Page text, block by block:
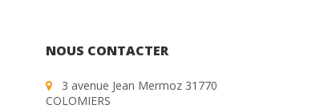
NOUS CONTACTER
3 avenue Jean Mermoz 31770
COLOMIERS